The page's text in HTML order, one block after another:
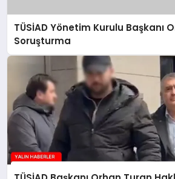
TÜSİAD Yönetim Kurulu Başkanı
Soruşturma